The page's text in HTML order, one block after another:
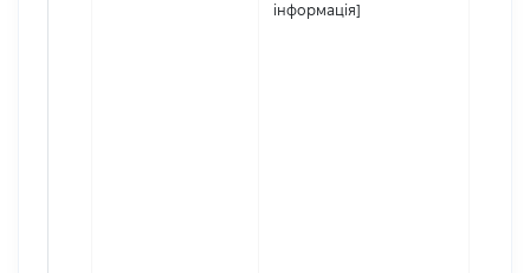
інформація]